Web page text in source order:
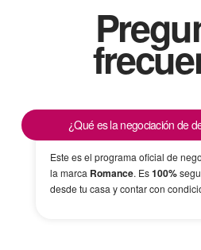
¿Qué es la negociación de
Este es el programa oficial de
la marca Romance. Es100%
desde tu casa y contar con